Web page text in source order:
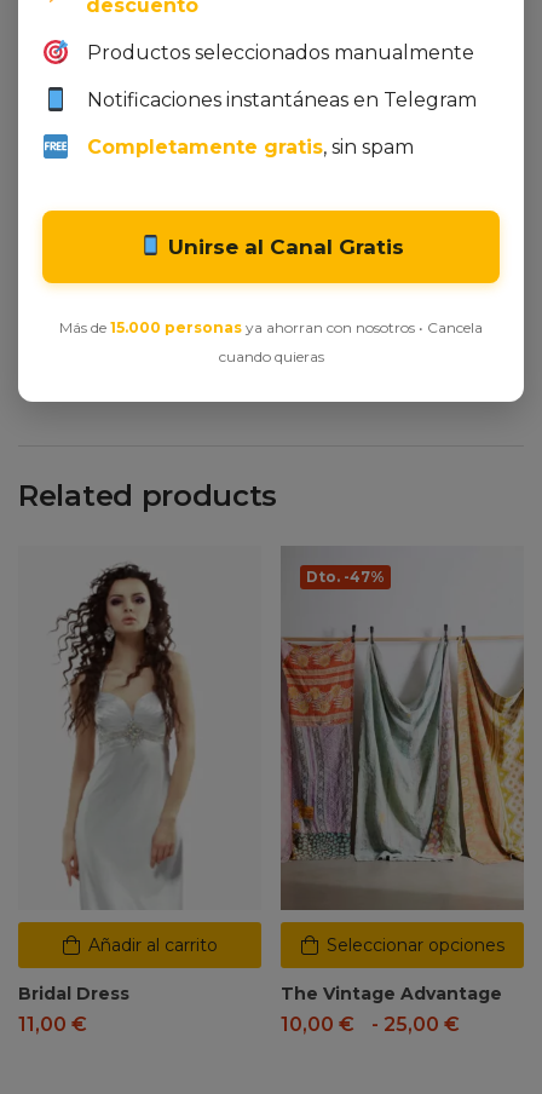
Integer et ornare lacus, id tristique lectus. In
vestibulum non. Quisque molestie nec dolor id
sodales. Proin egestas elementum dui a venenatis.
Nulla ultrices at justo sed iaculis. Curabitur eget
accumsan tortor.
Related products
Añadir al carrito
Bridal Dress
11,00 €
Seleccionar opciones
Dto. -47%
The Vintage Advantage
10,00 € - 25,00 €
descuento
Productos seleccionados manualmente
Notificaciones instantáneas en Telegram
Completamente gratis, sin spam
Unirse al Canal Gratis
Más de 15.000 personas ya ahorran con nosotros • Cancela
cuando quieras